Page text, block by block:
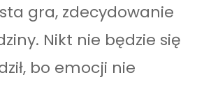
gra, zdecydowanie
Nikt nie będzie się
bo emocji nie